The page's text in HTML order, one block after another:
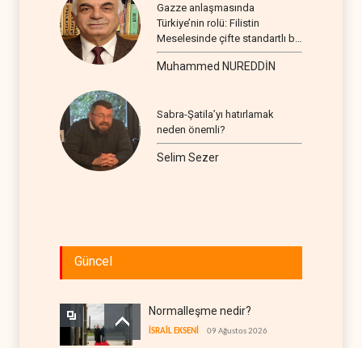
Gazze anlaşmasında
Türkiye’nin rolü: Filistin
Meselesinde çifte standartlı bir
seyir
Muhammed NUREDDİN
Sabra-Şatila’yı hatırlamak
neden önemli?
Selim Sezer
Güncel
Normalleşme nedir?
İSRAİL EKSENİ 09 Ağustos 2026